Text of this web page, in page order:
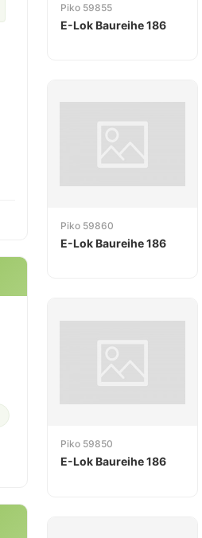
Piko 59855
E-Lok Baureihe 186
Piko 59860
E-Lok Baureihe 186
Piko 59850
E-Lok Baureihe 186